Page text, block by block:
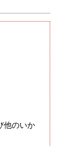
他のいか